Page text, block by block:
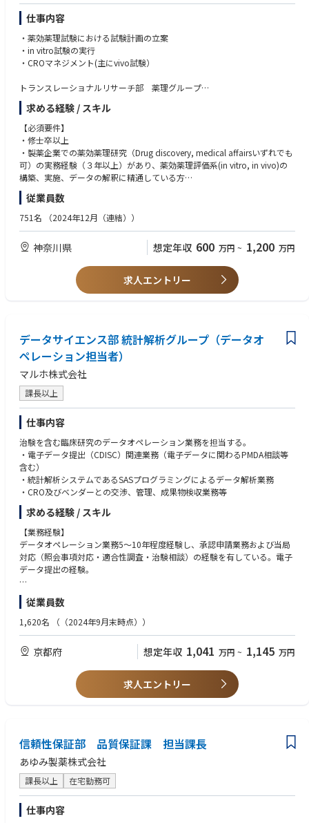
仕事内容
・薬効薬理試験における試験計画の立案
・in vitro試験の実行
・CROマネジメント(主にvivo試験）
トランスレーショナルリサーチ部 薬理グループ
探索から開発までの薬効薬理に関わる化合物評価を実施することにより、
成功確率が高い臨床候補化合物の同定とその評価促進と効率化に貢献して
いるグループです。専門家として実験系の計画立案、施行、結果の解釈を
してプロジェクトに貢献できます。
■薬理研究チーム（オンコロジー領域）
近年高い抗腫瘍効果で世界的な注目を集めている、ラジオアイソトープ(R
ドのスクリーニングをリードし、臨床での成功確率の高い化合物創出に貢
献いただける方を募集しております。
最先端のモダリティであるRI-PDCのdrug discovery研究で、TPP (target p
roduct profile)立案とそれを達成できる化合物選定を推進し、海外の製薬
企業との連携はもとより、RI-PDC医薬の国内トップメーカーへの成長に一
■薬理研究チーム（慢性疾患領域）
れを達成できる化合物評価、選定を推進して革新的な医薬品創出に貢献い
ただける方を募集しています。
求める経験 / スキル
【必須要件】
・修士卒以上
・製薬企業での薬効薬理研究（Drug discovery, medical affairsいずれでも
可）の実務経験（３年以上）があり、薬効薬理評価系(in vitro, in vivo)の
構築、実施、データの解釈に精通している方
【歓迎要件】
・RI-PDCのような新規モダリティーでオンコロジー領域の新薬に挑戦した
・オンコロジー領域での非臨床薬理試験の信頼性保証試験の実務を経験し
た方
・各種ゼノグラフトモデル（PDXモデルを含む）でのin vivo薬効評価
・セラノスティクスに詳しい方
従業員数
751名 （2024年12月（連結））
神奈川県 想定年収 600 万円 ~ 1,200 万円
求人エントリー
データサイエンス部 統計解析グループ（データオ
ペレーション担当者）
マルホ株式会社
課長以上
仕事内容
治験を含む臨床研究のデータオペレーション業務を担当する。
・電子データ提出（CDISC）関連業務（電子データに関わるPMDA相談等
含む）
・統計解析システムであるSASプログラミングによるデータ解析業務
・CRO及びベンダーとの交渉、管理、成果物検収業務等
求める経験 / スキル
【業務経験】
データオペレーション業務5～10年程度経験し、承認申請業務および当局
対応（照会事項対応・適合性調査・治験相談）の経験を有している。電子
データ提出の経験。
【能力・スキル】
治験に関連する高い専門性（計算機統計学、CDIS関連通知、科学的・倫理
的思考、文書作成能力、コミュニケーション能力、達成指向力）、語学力
【学歴】
4年制理系大学卒以上
不問
【経験企業(業種、規模等）】
製薬企業、CRO（開発担当の経験、グローバル経験はベター）、アカデミ
ア
従業員数
1,620名 （（2024年9月末時点））
京都府 想定年収 1,041 万円 ~ 1,145 万円
求人エントリー
信頼性保証部 品質保証課 担当課長
あゆみ製薬株式会社
課長以上 在宅勤務可
仕事内容